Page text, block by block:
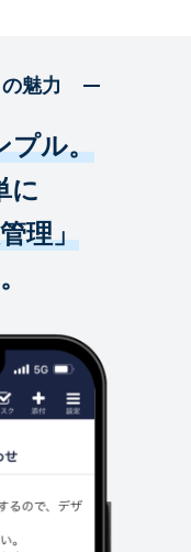
魅力
プル。
に
理」